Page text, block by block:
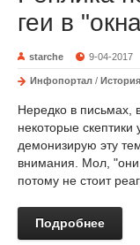
геи в
starche 9-04-2017
Инфопортал / История
Нередко в письмах,
некоторые
демонизирую эту
внимания. Мол, "они
потому не стоит
Подробнее